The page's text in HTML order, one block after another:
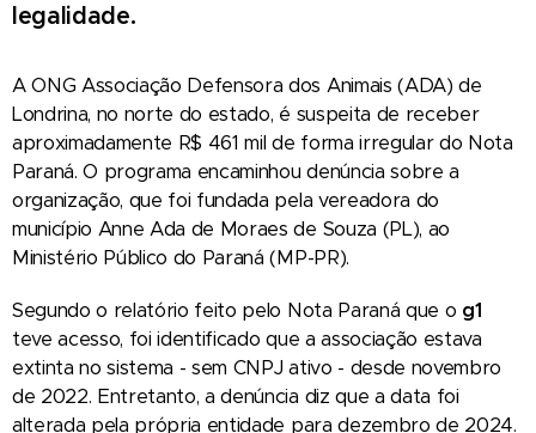
legalidade.
A ONG Associação Defensora dos Animais (ADA) de
Londrina, no norte do estado, é suspeita de receber
aproximadamente R$ 461 mil de forma irregular do Nota
Paraná. O programa encaminhou denúncia sobre a
organização, que foi fundada pela vereadora do
município Anne Ada de Moraes de Souza (PL), ao
Ministério Público do Paraná (MP-PR).
Segundo o relatório feito pelo Nota Paraná que o g1
teve acesso, foi identificado que a associação estava
extinta no sistema - sem CNPJ ativo - desde novembro
de 2022. Entretanto, a denúncia diz que a data foi
alterada pela própria entidade para dezembro de 2024.